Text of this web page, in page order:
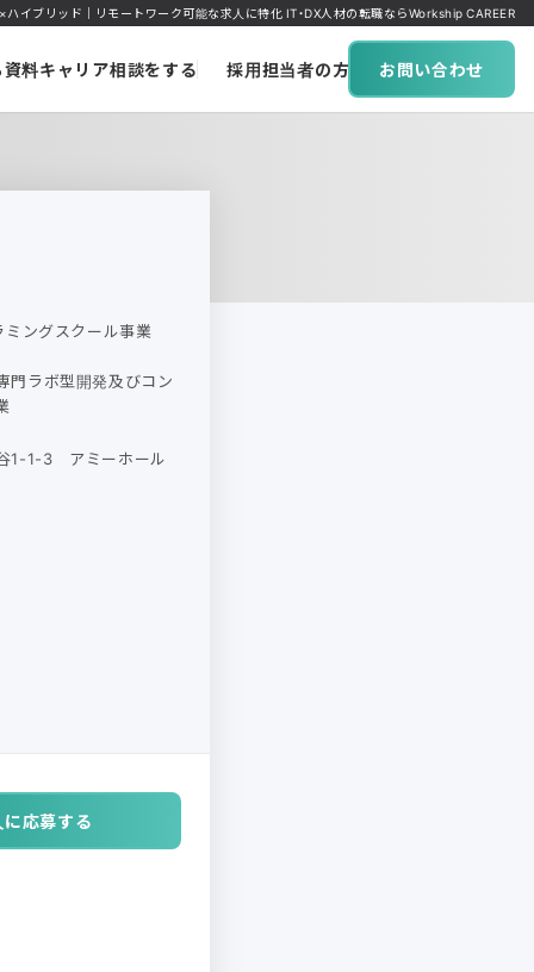
イブリッド｜リモートワーク可能な求人に特化 IT・DX人材の転職ならWorkship CAREER
料キャリア相談をする 採用担当者の方へ お問い合わせ
ングスクール事業
門ラボ型開発及びコン
1-1-3 アミーホール
応募する